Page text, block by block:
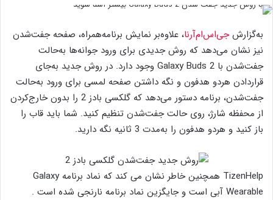
به‌گزارشجی‌اس‌ام‌آرنا، علاوه‌بر نمایش برنامه‌همراه، صفحه جفت‌شدن
نیز نشان می‌دهد که روش جدیدی برای ورود جوانه‌ها به‌حالت
جفت‌شدن با Galaxy Buds 2 وجود دارد‌. در روش جدید به‌جای
قراردادن هردو هدفون و نگه داشتن صفحه لمسی برای ورود به‌حالت
جفت‌شدن، برنامه دستور می‌دهد که گلکسی بادز 2 را بدون خارج‌کردن
از محفظه شارژ، روی حالت جفت‌شدن تنظیم کنید. شما باید قاب را
باز کنید و هردو هدفون را به‌مدت 3 ثانیه نگه دارید.
TizenHelp همچنین خاطر نشان می کند که نماد برنامه Galaxy
Wearable آبی است و جایگزین نماد برنامه نارنجی شده است .